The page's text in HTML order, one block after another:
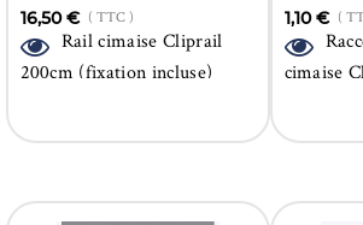
16,50 € ( TTC )
Rail cimaise Cliprail
200cm (fixation incluse)
1,10 € (
cimaise